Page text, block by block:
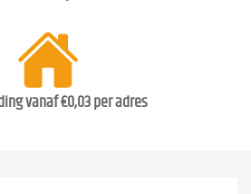
vanaf €0,03 per adres